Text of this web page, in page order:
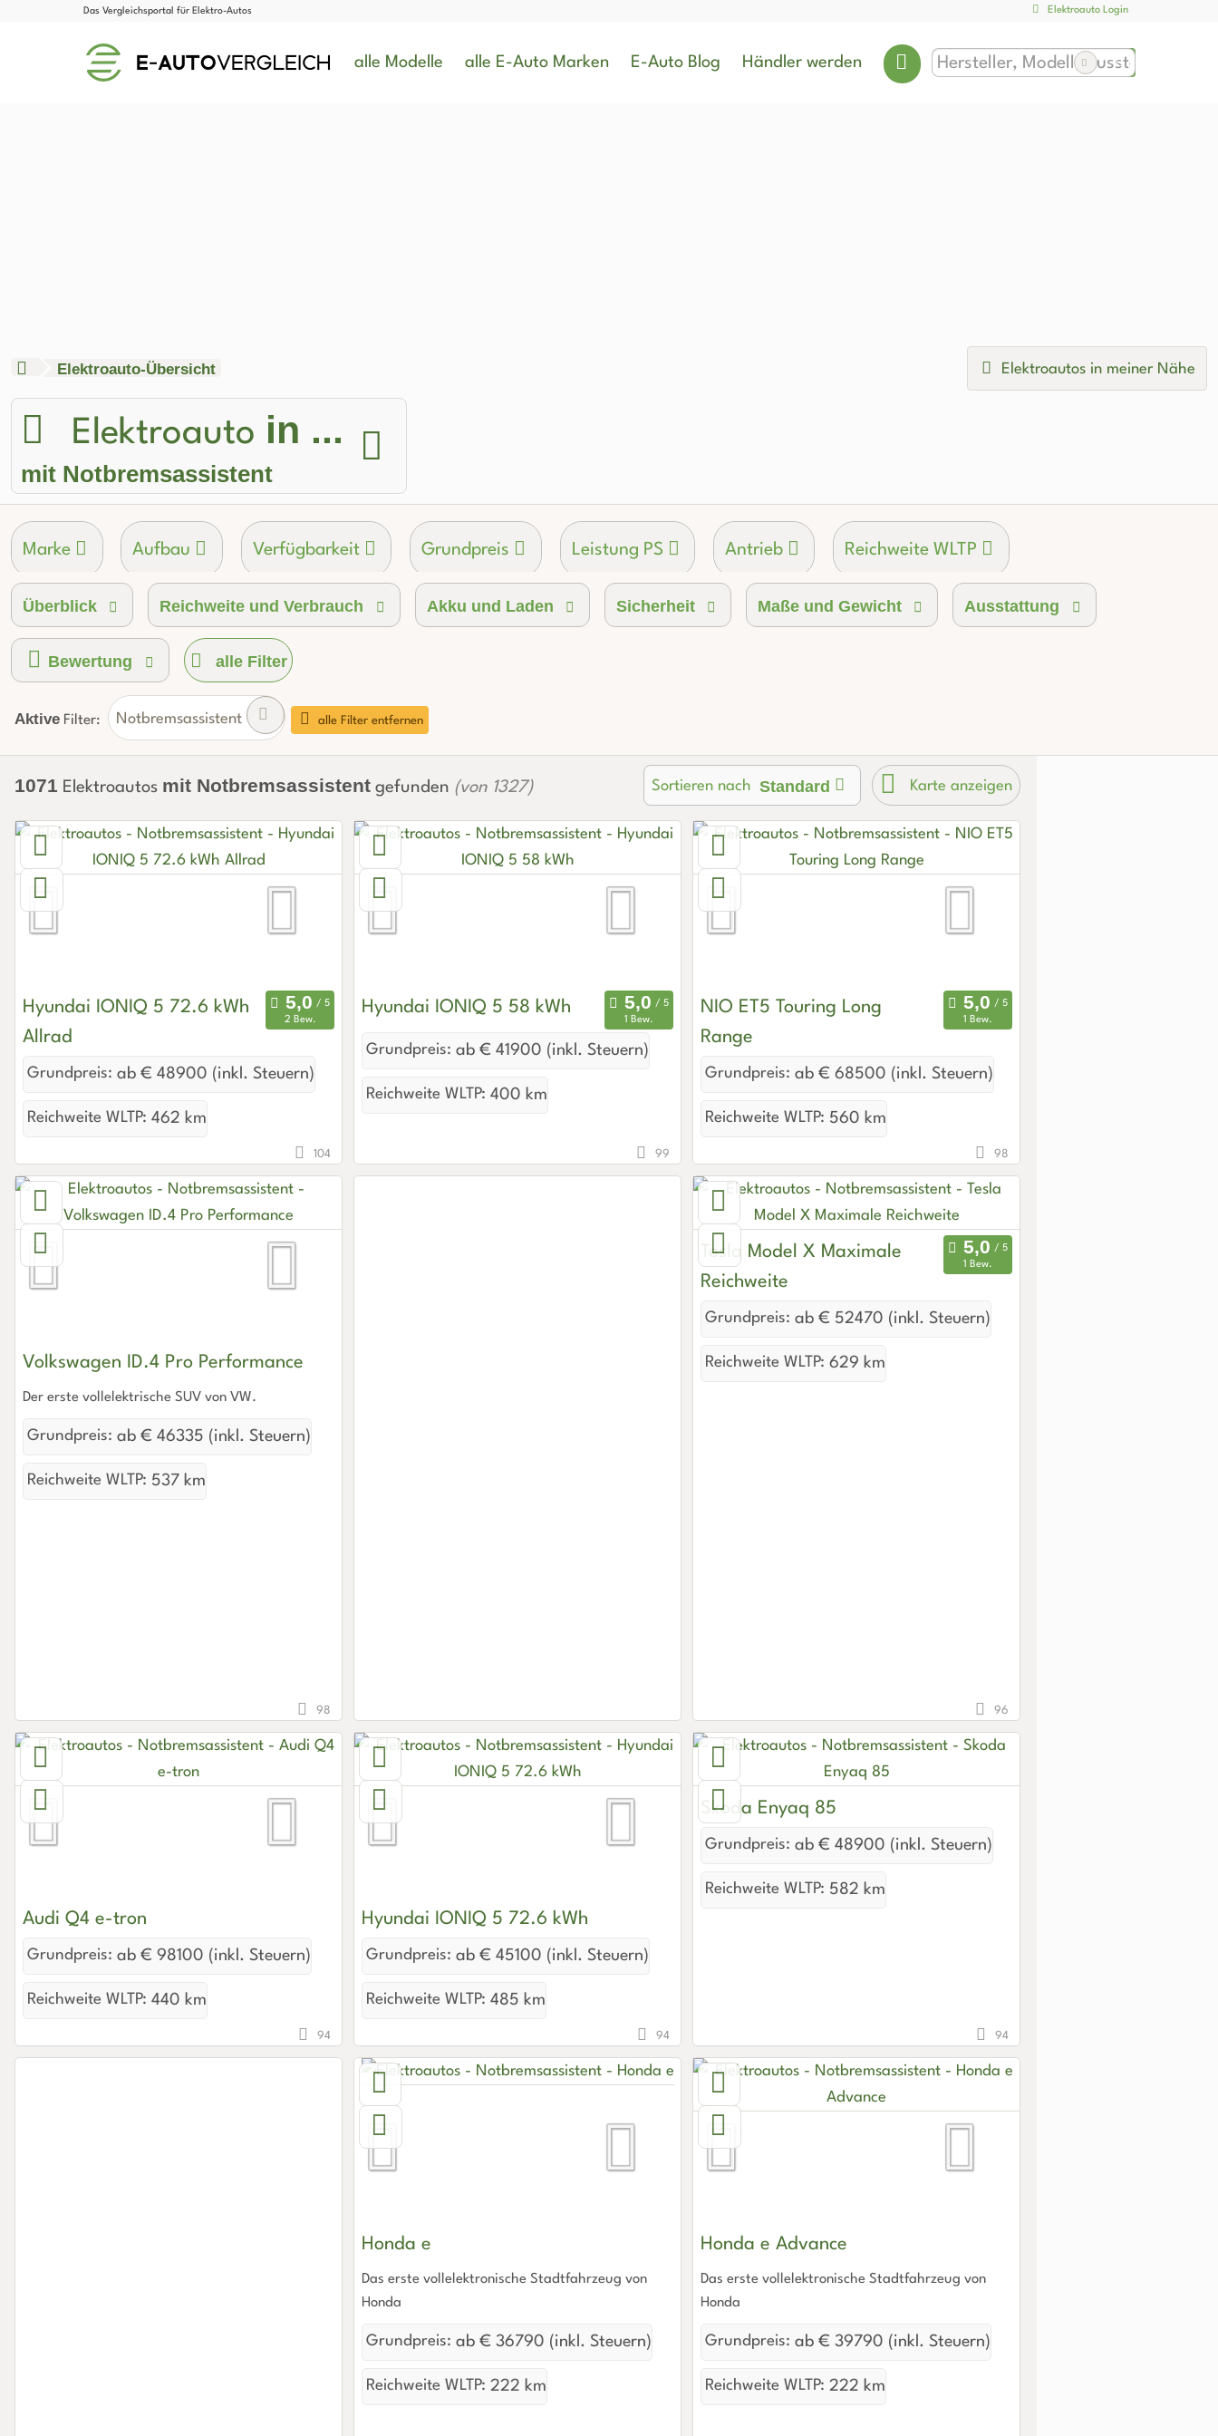
Das Vergleichsportal für Elektro-Autos Elektroauto Login
alle Modelle alle E-Auto Marken E-Auto Blog Händler werden
Elektroauto-Übersicht Elektroautos in meiner Nähe
Elektroauto in ...
mit Notbremsassistent
Marke Aufbau Verfügbarkeit Grundpreis Leistung PS Antrieb Reichweite WLTP
Akku-Kapazität brutto Ladeanschluss-Typ Sitze Kofferraumvolumen
Überblick Reichweite und Verbrauch Akku und Laden Sicherheit Maße und Gewicht Ausstattung
Bewertung alle Filter
Aktive Filter: Notbremsassistent alle Filter entfernen
1071 Elektroautos mit Notbremsassistent gefunden (von 1327) Sortieren nach Standard Karte anzeigen
Hyundai IONIQ 5 72.6 kWh
Allrad
2 Bew.
Grundpreis: ab € 48900 (inkl. Steuern)
Reichweite WLTP: 462 km
104
Hyundai IONIQ 5 58 kWh
1 Bew.
Grundpreis: ab € 41900 (inkl. Steuern)
Reichweite WLTP: 400 km
99
NIO ET5 Touring Long
Range
1 Bew.
Grundpreis: ab € 68500 (inkl. Steuern)
Reichweite WLTP: 560 km
98
Volkswagen ID.4 Pro Performance
Der erste vollelektrische SUV von VW.
Grundpreis: ab € 46335 (inkl. Steuern)
Reichweite WLTP: 537 km
98
Tesla Model X Maximale
Reichweite
1 Bew.
Grundpreis: ab € 52470 (inkl. Steuern)
Reichweite WLTP: 629 km
96
Audi Q4 e-tron
Grundpreis: ab € 98100 (inkl. Steuern)
Reichweite WLTP: 440 km
94
Hyundai IONIQ 5 72.6 kWh
Grundpreis: ab € 45100 (inkl. Steuern)
Reichweite WLTP: 485 km
94
Skoda Enyaq 85
Grundpreis: ab € 48900 (inkl. Steuern)
Reichweite WLTP: 582 km
94
Honda e
Das erste vollelektronische Stadtfahrzeug von
Honda
Grundpreis: ab € 36790 (inkl. Steuern)
Reichweite WLTP: 222 km
Honda e Advance
Das erste vollelektronische Stadtfahrzeug von
Honda
Grundpreis: ab € 39790 (inkl. Steuern)
Reichweite WLTP: 222 km